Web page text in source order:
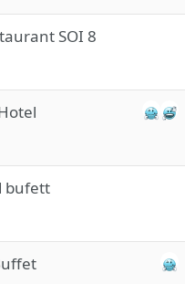
SOI 8
bufett